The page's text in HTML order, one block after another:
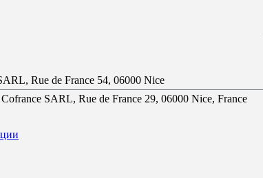
Rue de France 54, 06000 Nice
Cofrance SARL, Rue de France 29, 06000 Nice, France